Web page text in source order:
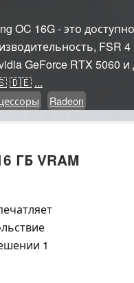
OC 16G - это
FSR
GeForce RTX 5060
🇩🇪 ...
Radeon
ГБ VRAM
1